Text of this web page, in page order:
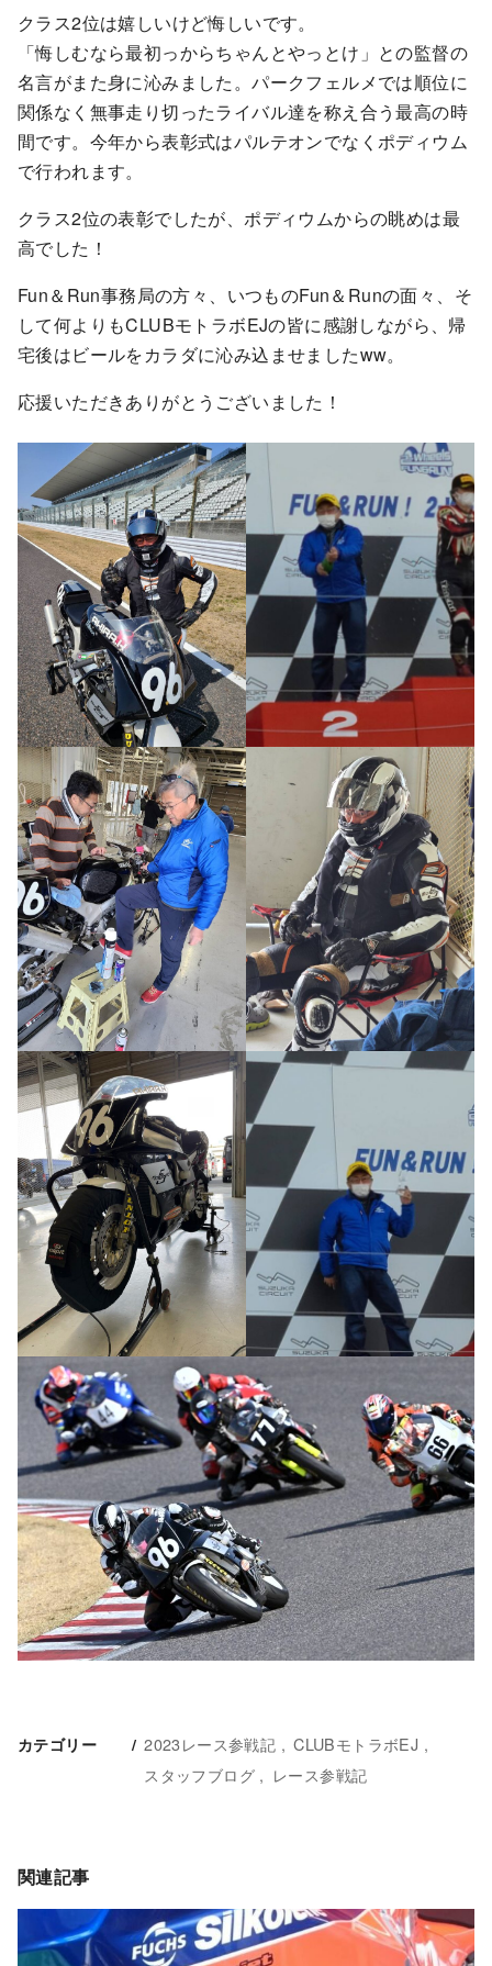
クラス2位は嬉しいけど悔しいです。
「悔しむなら最初っからちゃんとやっとけ」との監督の
名言がまた身に沁みました。パークフェルメでは順位に
関係なく無事走り切ったライバル達を称え合う最高の時
間です。今年から表彰式はパルテオンでなくポディウム
で行われます。
クラス2位の表彰でしたが、ポディウムからの眺めは最
高でした！
Fun＆Run事務局の方々、いつものFun＆Runの面々、そ
して何よりもCLUBモトラボEJの皆に感謝しながら、帰
宅後はビールをカラダに沁み込ませましたww。
応援いただきありがとうございました！
カテゴリー 2023レース参戦記
CLUBモトラボEJ
スタッフブログ
レース参戦記
関連記事